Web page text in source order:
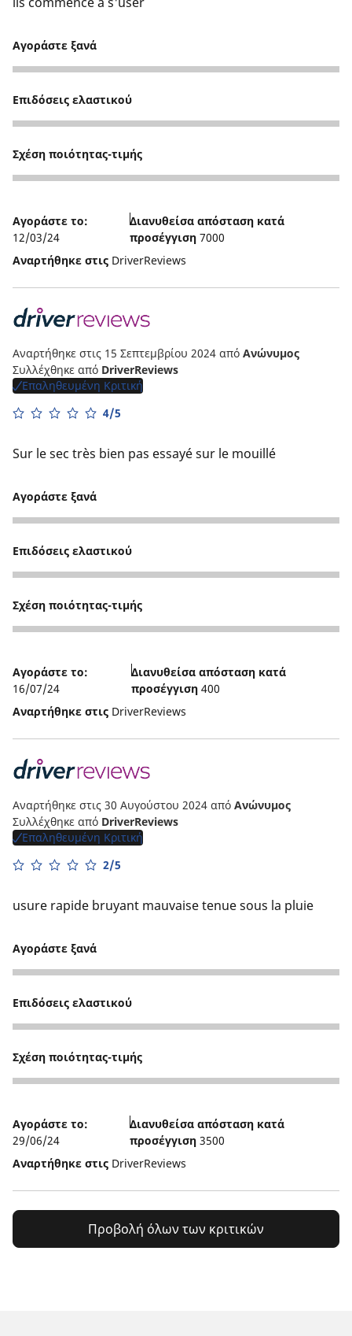
Αγοράστε ξανά
5
Επιδόσεις ελαστικού
3
Σχέση ποιότητας-τιμής
4
Αγοράστε το:
12/03/24
Διανυθείσα απόσταση κατά
προσέγγιση7000
Αναρτήθηκε στις DriverReviews
Αναρτήθηκε στις 15 Σεπτεμβρίου 2024 από Ανώνυμος
Συλλέχθηκε από DriverReviews
Επαληθευμένη Κριτική
4/5
Sur le sec très bien pas essayé sur le mouillé
Αγοράστε ξανά
5
Επιδόσεις ελαστικού
4
Σχέση ποιότητας-τιμής
3
Αγοράστε το:
16/07/24
Διανυθείσα απόσταση κατά
προσέγγιση 400
Αναρτήθηκε στις DriverReviews
Αναρτήθηκε στις 30 Αυγούστου 2024 από Ανώνυμος
Συλλέχθηκε από DriverReviews
Επαληθευμένη Κριτική
2/5
usure rapide bruyant mauvaise tenue sous la pluie
Αγοράστε ξανά
3
Επιδόσεις ελαστικού
2
Σχέση ποιότητας-τιμής
2
Αγοράστε το:
29/06/24
Διανυθείσα απόσταση κατά
προσέγγιση3500
Αναρτήθηκε στις DriverReviews
Προβολή όλων των κριτικών